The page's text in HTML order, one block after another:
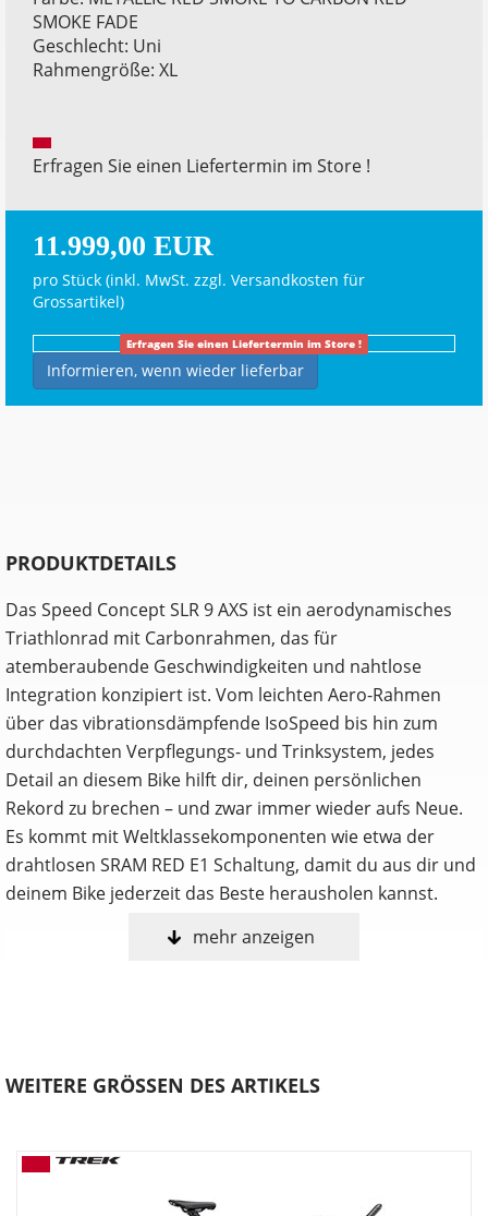
SMOKE FADE
Geschlecht: Uni
Rahmengröße: XL
Erfragen Sie einen Liefertermin im Store !
11.999,00 EUR
pro Stück (inkl. MwSt. zzgl. Versandkosten für
Grossartikel)
Erfragen Sie einen Liefertermin im Store !
Informieren, wenn wieder lieferbar
PRODUKTDETAILS
Das Speed Concept SLR 9 AXS ist ein aerodynamisches
Triathlonrad mit Carbonrahmen, das für
atemberaubende Geschwindigkeiten und nahtlose
Integration konzipiert ist. Vom leichten Aero-Rahmen
über das vibrationsdämpfende IsoSpeed bis hin zum
durchdachten Verpflegungs- und Trinksystem, jedes
Detail an diesem Bike hilft dir, deinen persönlichen
Rekord zu brechen – und zwar immer wieder aufs Neue.
Es kommt mit Weltklassekomponenten wie etwa der
drahtlosen SRAM RED E1 Schaltung, damit du aus dir und
deinem Bike jederzeit das Beste herausholen kannst.
… du bei Rennen alles gibst und du von deinem
Flüssigkeitsversorgung und Verpflegung unterwegs.
samt windschnittigen KVF-Rohrprofilen (Kammtail Virtual
Foil), eine Speed Concept Carbongabel mit Aero-Profil,
mehr anzeigen
WEITERE GRÖSSEN DES ARTIKELS